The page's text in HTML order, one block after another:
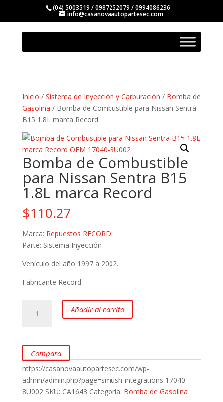
(04) 5003519 / 0987252079 / 0994086236
info@casanovaautopartesec.com
Inicio / Sistema de Inyección y Carburación / Bomba de
Gasolina / Bomba de Combustible para Nissan Sentra
B15 1.8L marca Record
Bomba de Combustible
para Nissan Sentra B15
1.8L marca Record
$110.27
Marca: Repuestos RECORD
Parte: Sistema Inyección
Vehículo del año 1997 a 2002.
Fabricante Record.
Nissan
Sentra
B15
1.8L
marca
Añadir al carrito
Compara
https://casanovaautopartesec.com/wp-
admin/admin.php?page=smush-integrations 17040-
8U002 SKU: CA1643 Categoría: Bomba de Gasolina